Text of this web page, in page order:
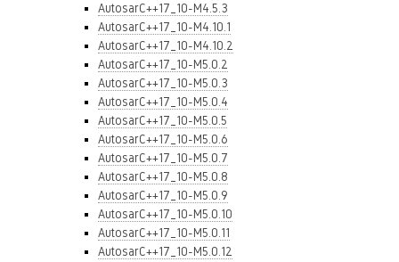
AutosarC++17_10-M4.5.3
AutosarC++17_10-M4.10.1
AutosarC++17_10-M4.10.2
AutosarC++17_10-M5.0.2
AutosarC++17_10-M5.0.3
AutosarC++17_10-M5.0.4
AutosarC++17_10-M5.0.5
AutosarC++17_10-M5.0.6
AutosarC++17_10-M5.0.7
AutosarC++17_10-M5.0.8
AutosarC++17_10-M5.0.9
AutosarC++17_10-M5.0.10
AutosarC++17_10-M5.0.11
AutosarC++17_10-M5.0.12